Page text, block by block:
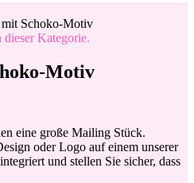
Schoko-Motiv
dieser Kategorie.
Motiv
eine große Mailing Stück.
oder Logo auf einem unserer
und stellen Sie sicher, dass